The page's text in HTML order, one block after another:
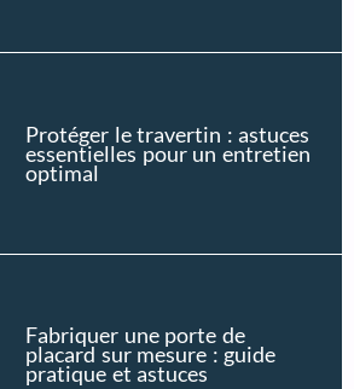
Protéger le travertin : astuces
essentielles pour un entretien
optimal
Fabriquer une porte de
placard sur mesure : guide
pratique et astuces